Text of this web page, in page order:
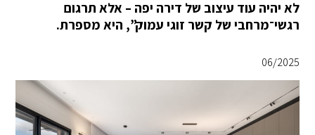
לא יהיה עוד עיצוב של דירה יפה – אלא תרגום
רגשי־מרחבי של קשר זוגי עמוק”, היא מספרת.
06/2025